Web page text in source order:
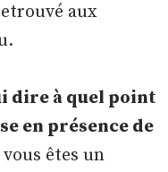
aux
dire à quel point
en présence de
vous êtes un